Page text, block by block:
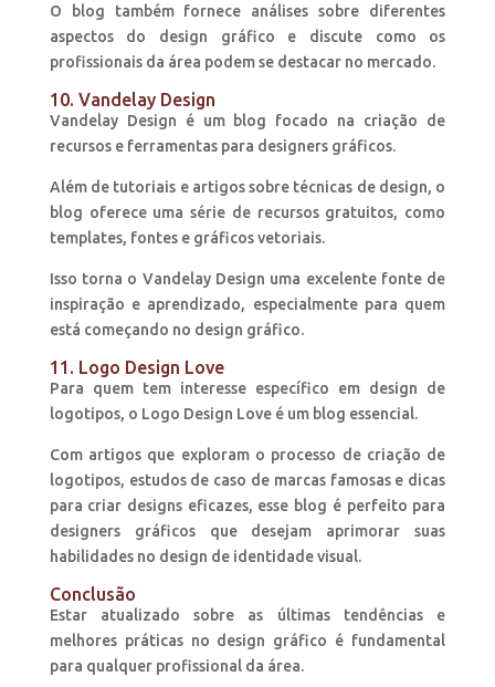
O blog também fornece análises sobre diferentes
aspectos do design gráfico e discute como os
profissionais da área podem se destacar no mercado.
10. Vandelay Design
Vandelay Design é um blog focado na criação de
recursos e ferramentas para designers gráficos.
Além de tutoriais e artigos sobre técnicas de design, o
blog oferece uma série de recursos gratuitos, como
templates, fontes e gráficos vetoriais.
Isso torna o Vandelay Design uma excelente fonte de
inspiração e aprendizado, especialmente para quem
está começando no design gráfico.
11. Logo Design Love
Para quem tem interesse específico em design de
logotipos, o Logo Design Love é um blog essencial.
Com artigos que exploram o processo de criação de
logotipos, estudos de caso de marcas famosas e dicas
para criar designs eficazes, esse blog é perfeito para
designers gráficos que desejam aprimorar suas
habilidades no design de identidade visual.
Conclusão
Estar atualizado sobre as últimas tendências e
melhores práticas no design gráfico é fundamental
para qualquer profissional da área.